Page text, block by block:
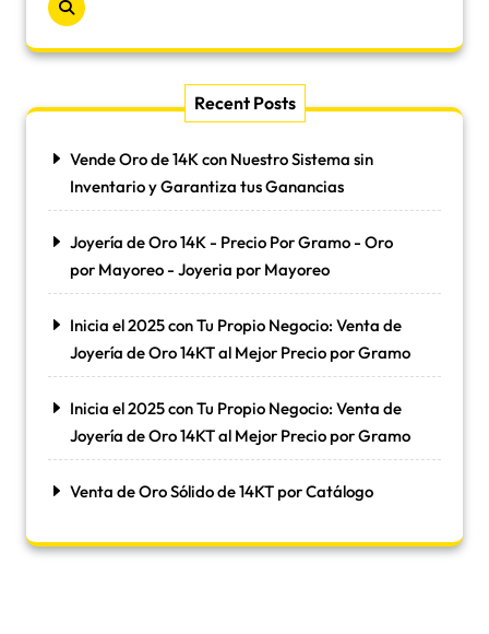
Recent Posts
Vende Oro de 14K con Nuestro Sistema sin
Inventario y Garantiza tus Ganancias
Joyería de Oro 14K - Precio Por Gramo - Oro
por Mayoreo - Joyeria por Mayoreo
Inicia el 2025 con Tu Propio Negocio: Venta de
Joyería de Oro 14KT al Mejor Precio por Gramo
Inicia el 2025 con Tu Propio Negocio: Venta de
Joyería de Oro 14KT al Mejor Precio por Gramo
Venta de Oro Sólido de 14KT por Catálogo